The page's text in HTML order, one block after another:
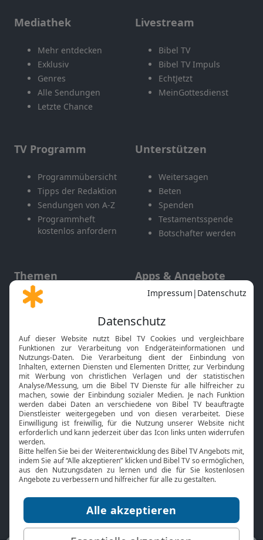
Mediathek
Mehr entdecken
Exklusiv
Genres
Alle Sendungen
Letzte Chance
Livestream
Bibel TV
Bibel TV Impuls
EchtJetzt
MeinGottesdienst
TV Programm
Programmübersicht
Tipps der Redaktion
Sendungen von A-Z
Programmheft
kostenlos anfordern
Unterstützen
Weitersagen
Beten
Spenden
Testamentsspende
Botschafter werden
Themen
Gott und Bibel erklärt
Neuigkeiten
Apps & Angebote
Mobile App
Smart TV
HbbTV
Bibelthek Online-Bibel
Nächster Gottesdienst
Bibel TV
Über uns
Jobs
Mediadaten
Service
Kontakt
TV-Empfang